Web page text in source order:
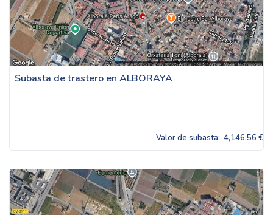
Subasta de trastero en ALBORAYA
Valor de subasta: 4,146.56 €